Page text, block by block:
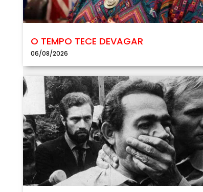
O TEMPO TECE DEVAGAR
06/08/2026